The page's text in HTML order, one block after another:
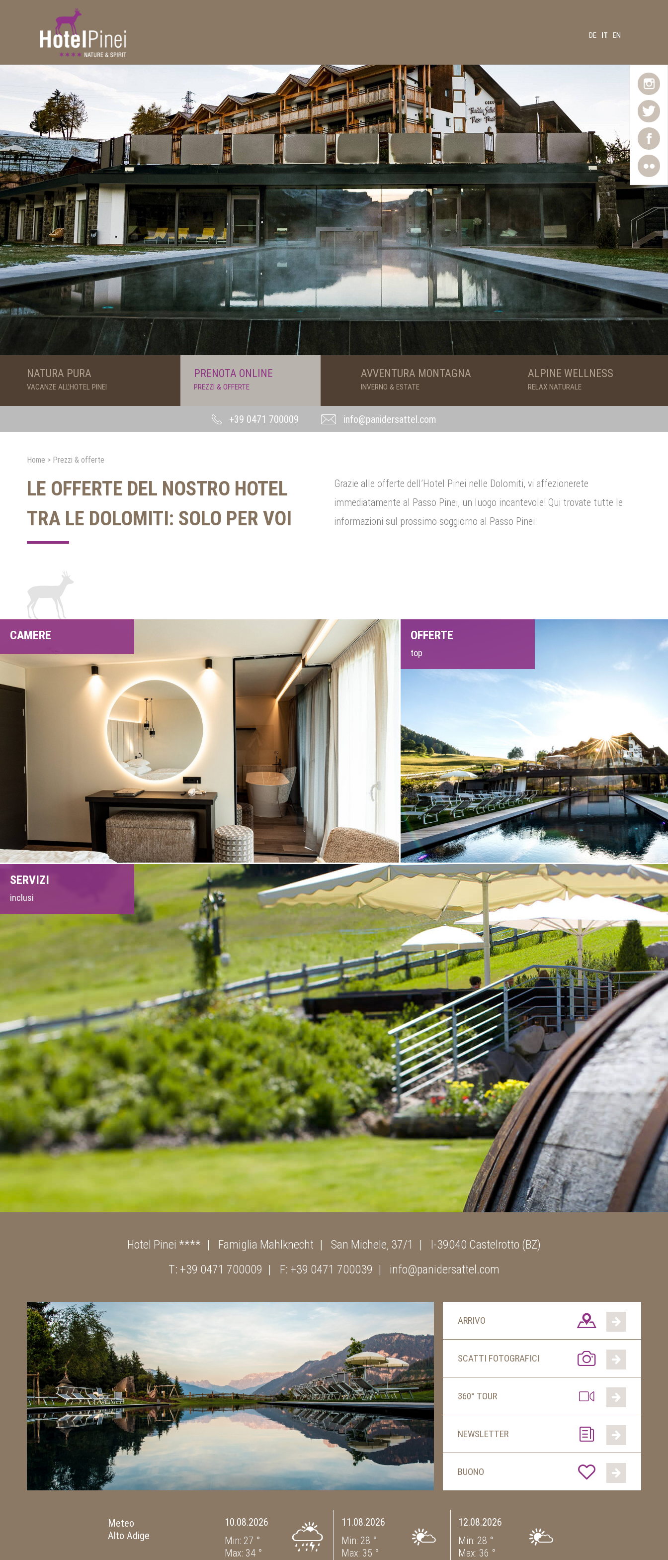
DE IT EN
NATURA PURA
VACANZE ALL’HOTEL PINEI
PRENOTA ONLINE
PREZZI & OFFERTE
AVVENTURA MONTAGNA
INVERNO & ESTATE
ALPINE WELLNESS
RELAX NATURALE
+39 0471 700009 info@panidersattel.com
Home > Prezzi & offerte
LE OFFERTE DEL NOSTRO HOTEL
TRA LE DOLOMITI: SOLO PER VOI
Grazie alle offerte dell’Hotel Pinei nelle Dolomiti, vi affezionerete
immediatamente al Passo Pinei, un luogo incantevole! Qui trovate tutte le
informazioni sul prossimo soggiorno al Passo Pinei.
CAMERE OFFERTE
top
SERVIZI
inclusi
Hotel Pinei **** Famiglia Mahlknecht San Michele, 37/1
I-39040 Castelrotto (BZ)
T: +39 0471 700009
F: +39 0471 700039 info@panidersattel.com
ARRIVO
SCATTI FOTOGRAFICI
360° TOUR
NEWSLETTER
BUONO
Meteo
Alto Adige
10.08.2026
Min: 27 °
Max: 34 °
11.08.2026
Min: 28 °
Max: 35 °
12.08.2026
Min: 28 °
Max: 36 °